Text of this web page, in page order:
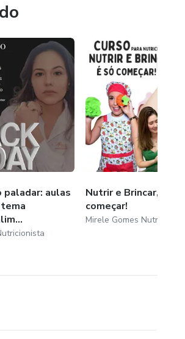
aulas
Nutrir e Brincar, é só
começar!
Mirele Gomes Nutricionista